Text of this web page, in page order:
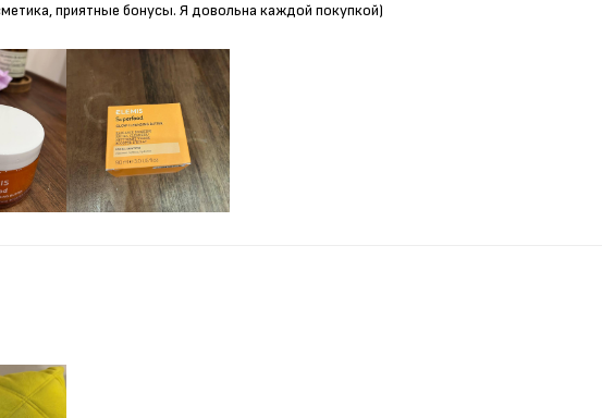
приятные бонусы. Я довольна каждой покупкой)